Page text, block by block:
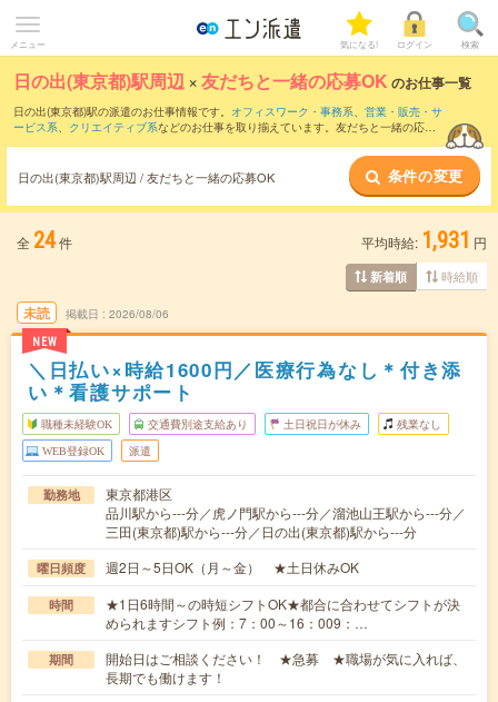
メニュー 気になる! ログイン 検索
日の出(東京都)駅周辺 ×友だちと一緒の応募OK のお仕事一覧
日の出(東京都)駅の派遣のお仕事情報です。 オフィスワーク・事務系、 営業・販売・サ
ービス系、 クリエイティブ系などのお仕事を取り揃えています。友だちと一緒の応募
日の出(東京都)駅周辺 / 友だちと一緒の応募OK 条件の変更
全 24件 平均時給: 1,931 円
新着順 時給順
未読
NEW
掲載日 2026/08/06
＼日払い×時給1600円／医療行為なし＊付き添
い＊看護サポート
職種未経験OK 交通費別途支給あり 土日祝日が休み 残業なし
WEB登録OK 派遣
勤務地
東京都港区
品川駅から---分／虎ノ門駅から---分／溜池山王駅から---分／
三田(東京都)駅から---分／日の出(東京都)駅から---分
曜日頻度 週2日～5日OK（月～金） ★土日休みOK
時間
★1日6時間～の時短シフトOK★都合に合わせてシフトが決
められますシフト例：7：00～16：009：…
期間
開始日はご相談ください！ ★急募 ★職場が気に入れば、
長期でも働けます！